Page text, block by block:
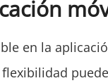
en la